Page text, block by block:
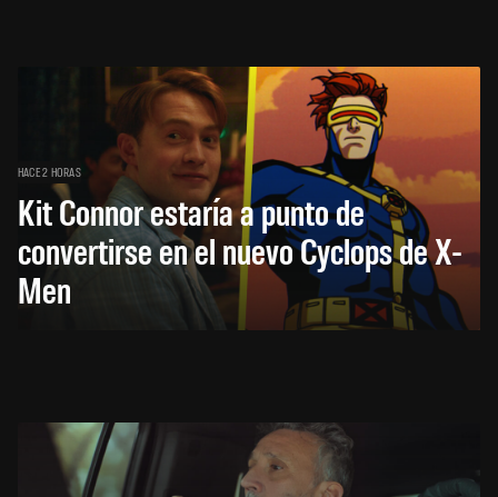
HACE 2 HORAS
Kit Connor estaría a punto de
convertirse en el nuevo Cyclops de X-
Men